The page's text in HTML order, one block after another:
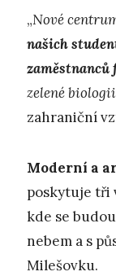
„Nové
našich
zaměstnanců
zelené
zahraniční
Moderní a
poskytuje tři
kde se
nebem a s
Milešovku.